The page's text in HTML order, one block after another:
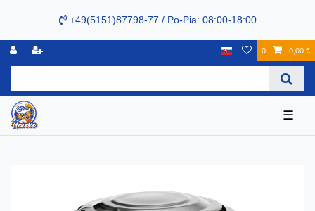
+49(5151)87798-77 / Po-Pia: 08:00-18:00
0 0,00 €
☰